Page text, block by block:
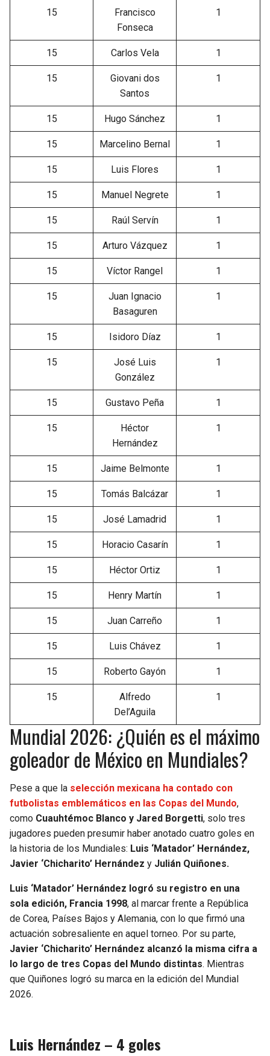
15
Francisco
Fonseca
1
15 Carlos Vela 1
15
Giovani dos
Santos
1
15 Hugo Sánchez 1
15 Marcelino Bernal 1
15 Luis Flores 1
15 Manuel Negrete 1
15 Raúl Servín 1
15 Arturo Vázquez 1
15 Víctor Rangel 1
15
Juan Ignacio
Basaguren
1
15 Isidoro Díaz 1
15
José Luis
González
1
15 Gustavo Peña 1
15
Héctor
Hernández
1
15 Jaime Belmonte 1
15 Tomás Balcázar 1
15 José Lamadrid 1
15 Horacio Casarín 1
15 Héctor Ortiz 1
15 Henry Martín 1
15 Juan Carreño 1
15 Luis Chávez 1
15 Roberto Gayón 1
15
Alfredo
Del’Aguila
1
Mundial 2026: ¿Quién es el máximo
goleador de México en Mundiales?
Pese a que la selección mexicana ha contado con
futbolistas emblemáticos en las Copas del Mundo,
como Cuauhtémoc Blanco y Jared Borgetti, solo tres
jugadores pueden presumir haber anotado cuatro goles en
la historia de los Mundiales: Luis ‘Matador’ Hernández,
Javier ‘Chicharito’ Hernández y Julián Quiñones.
Luis ‘Matador’ Hernández logró su registro en una
sola edición, Francia 1998, al marcar frente a República
de Corea, Países Bajos y Alemania, con lo que firmó una
actuación sobresaliente en aquel torneo. Por su parte,
Javier ‘Chicharito’ Hernández alcanzó la misma cifra a
lo largo de tres Copas del Mundo distintas. Mientras
que Quiñones logró su marca en la edición del Mundial
2026.
Luis Hernández – 4 goles